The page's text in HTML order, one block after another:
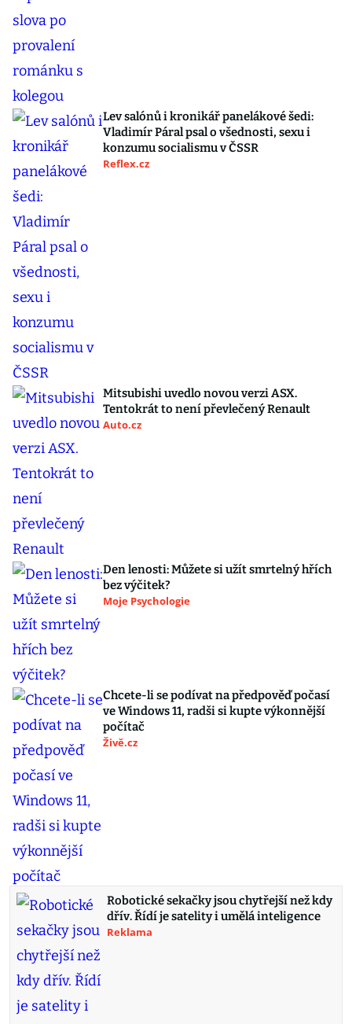
Lev salónů i kronikář panelákové šedi:
Vladimír Páral psal o všednosti, sexu i
konzumu socialismu v ČSSR
Reflex.cz
Mitsubishi uvedlo novou verzi ASX.
Tentokrát to není převlečený Renault
Auto.cz
Den lenosti: Můžete si užít smrtelný hřích
bez výčitek?
Moje Psychologie
Chcete-li se podívat na předpověď počasí
ve Windows 11, radši si kupte výkonnější
počítač
Živě.cz
Robotické sekačky jsou chytřejší než kdy
dřív. Řídí je satelity i umělá inteligence
Reklama